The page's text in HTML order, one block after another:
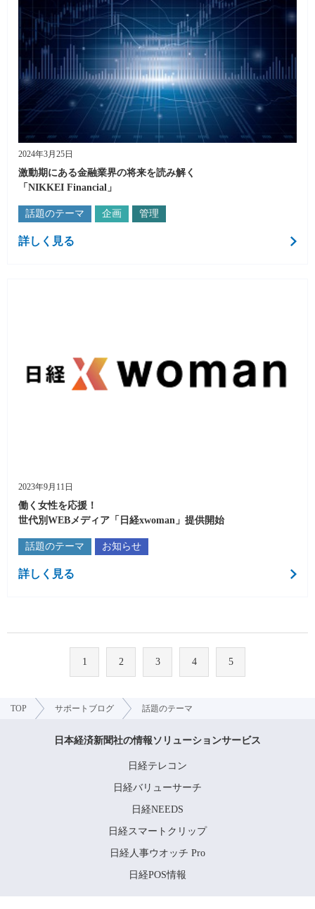
2024年3月25日
激動期にある金融業界の将来を読み解く
「NIKKEI Financial」
話題のテーマ 企画 管理
詳しく見る
2023年9月11日
働く女性を応援！
世代別WEBメディア「日経xwoman」提供開始
話題のテーマ お知らせ
詳しく見る
1 2 3 4 5
TOP サポートブログ 話題のテーマ
日本経済新聞社の情報ソリューションサービス
日経テレコン
日経バリューサーチ
日経NEEDS
日経スマートクリップ
日経人事ウオッチ Pro
日経POS情報